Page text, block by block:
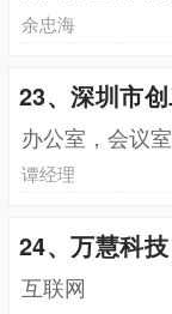
余忠海
23、深圳市
办公室，会议室
谭经理
24、万慧科
互联网